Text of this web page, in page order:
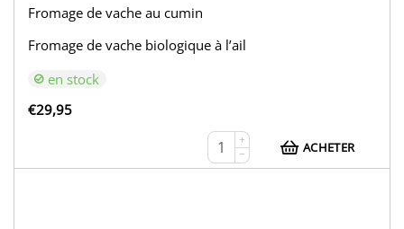
Fromage de vache au cumin
Fromage de vache biologique à l’ail
en stock
€29,95
+
−
ACHETER